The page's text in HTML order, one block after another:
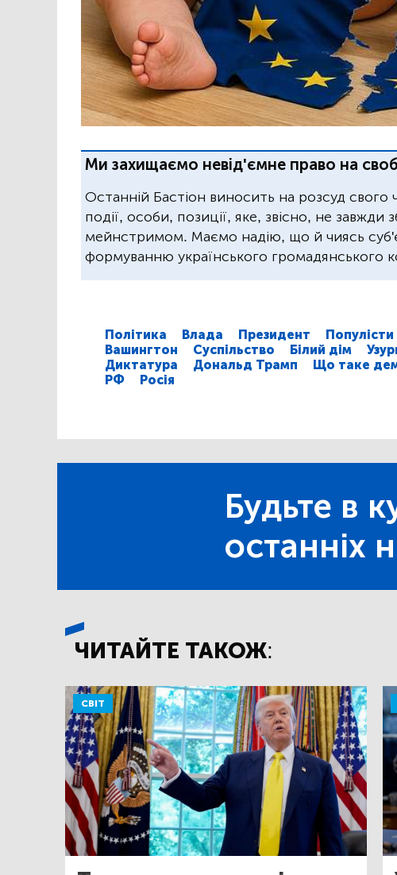
Ми захищаємо невід'ємне право на
Останній Бастіон виносить на розсуд свого
події, особи, позиції, яке, звісно, не завжди
мейнстримом. Маємо надію, що й чиясь
формуванню українського громадянського
Політика Влада Президент Популісти
Вашингтон
Суспільство Білий дім
Диктатура
Дональд Трамп Що таке
РФ
Росія
Будьте в
останніх
ЧИТАЙТЕ ТАКОЖ:
СВІТ